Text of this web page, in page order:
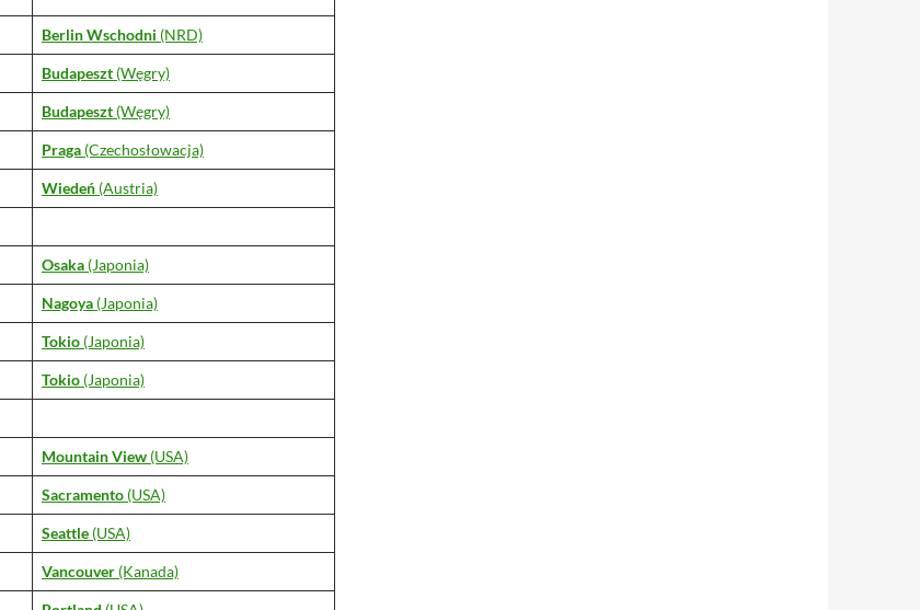
Berlin Wschodni (NRD)
Budapeszt (Węgry)
Budapeszt (Węgry)
Praga (Czechosłowacja)
Wiedeń (Austria)
Osaka (Japonia)
Nagoya (Japonia)
Tokio (Japonia)
Tokio (Japonia)
Mountain View (USA)
Sacramento (USA)
Seattle (USA)
Vancouver (Kanada)